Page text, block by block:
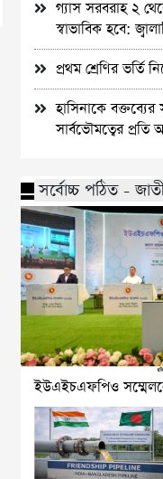
গ্যাস সরবরাহ ২
স্বাভাবিক হবে:
প্রথম শ্রেণির ভর্তি
হাসিনাকে
সার্বভৌমত্বের
সর্বোচ্চ পঠিত -
ইউএইচএফপিও সম্মেলনে